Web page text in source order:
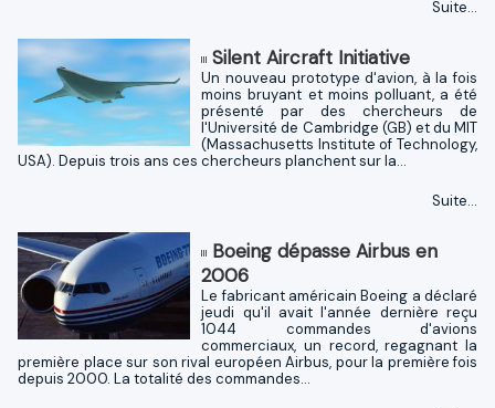
Suite...
Silent Aircraft Initiative
Un nouveau prototype d'avion, à la fois
moins bruyant et moins polluant, a été
présenté par des chercheurs de
l'Université de Cambridge (GB) et du MIT
(Massachusetts Institute of Technology,
USA). Depuis trois ans ces chercheurs planchent sur la...
Suite...
Boeing dépasse Airbus en
2006
Le fabricant américain Boeing a déclaré
jeudi qu'il avait l'année dernière reçu
1044 commandes d'avions
commerciaux, un record, regagnant la
première place sur son rival européen Airbus, pour la première fois
depuis 2000. La totalité des commandes...